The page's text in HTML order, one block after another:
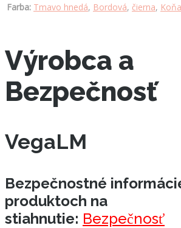
Farba: Tmavo hnedá, Bordová, čierna,
Výrobca a
Bezpečnosť
VegaLM
Bezpečnostné
produktoch na
stiahnutie: Bezpečnosť